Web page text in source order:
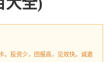
。投资少，回报高，见效快。诚邀